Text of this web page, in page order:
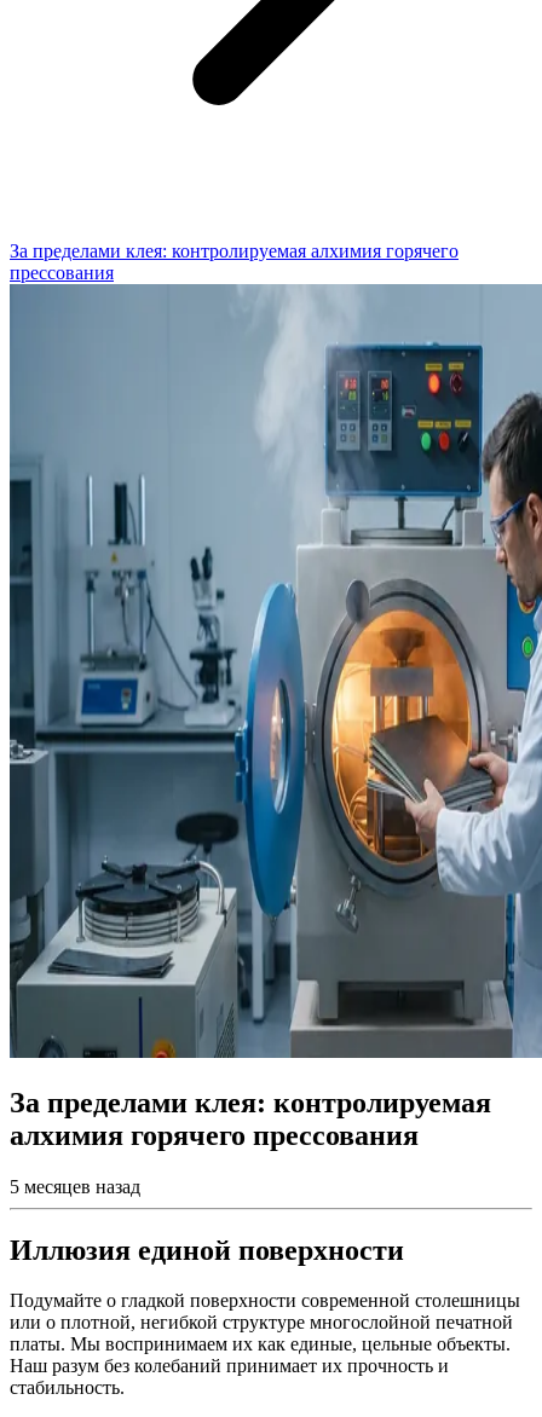
За пределами клея: контролируемая алхимия горячего
прессования
За пределами клея: контролируемая
алхимия горячего прессования
5 месяцев назад
Иллюзия единой поверхности
Подумайте о гладкой поверхности современной столешницы
или о плотной, негибкой структуре многослойной печатной
платы. Мы воспринимаем их как единые, цельные объекты.
Наш разум без колебаний принимает их прочность и
стабильность.